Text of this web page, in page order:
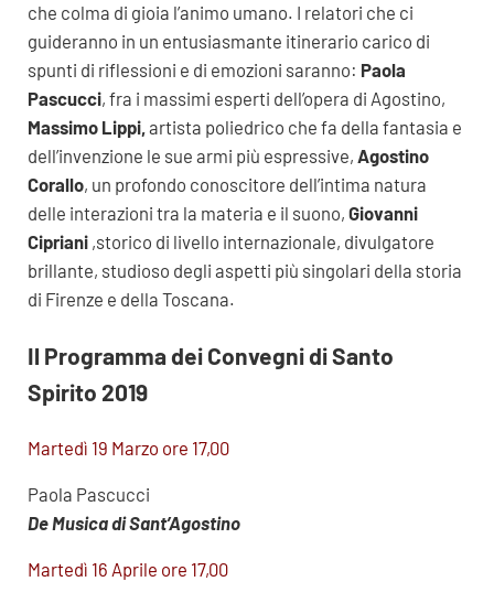
che colma di gioia l’animo umano. I relatori che ci
guideranno in un entusiasmante itinerario carico di
spunti di riflessioni e di emozioni saranno: Paola
Pascucci, fra i massimi esperti dell’opera di Agostino,
Massimo Lippi,artista poliedrico che fa della fantasia e
dell’invenzione le sue armi più espressive, Agostino
Corallo, un profondo conoscitore dell’intima natura
delle interazioni tra la materia e il suono, Giovanni
Cipriani,storico di livello internazionale, divulgatore
brillante, studioso degli aspetti più singolari della storia
di Firenze e della Toscana.
Il Programma dei Convegni di Santo
Spirito 2019
Martedì 19 Marzo ore 17,00
Paola Pascucci
De Musica di Sant’Agostino
Martedì 16 Aprile ore 17,00